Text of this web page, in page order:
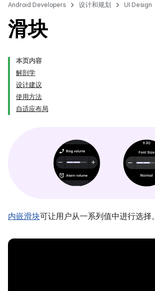
Android Developers 设计和规划 UI Design
滑块
本页内容
解剖学
设计建议
使用方法
自适应布局
内嵌滑块可让用户从一系列值中进行选择。